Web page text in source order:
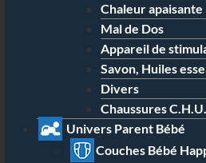
Chaleur apaisante
Mal de Dos
Appareil de
Savon, Huiles
Divers
Chaussures
Univers Parent Bébé
Couches Bébé